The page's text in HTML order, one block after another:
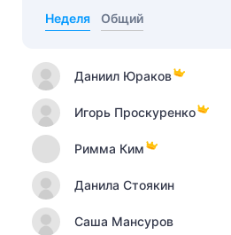
Неделя Общий
Даниил Юраков
Игорь Проскуренко
Римма Ким
Данила Стоякин
Саша Мансуров